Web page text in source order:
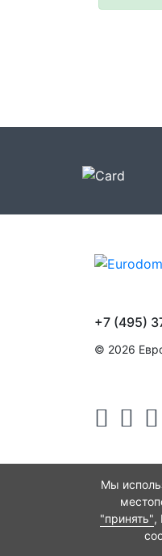
+7 (495)
© 2026
Мы
"принять",